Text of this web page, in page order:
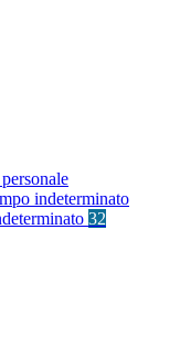
indeterminato
32